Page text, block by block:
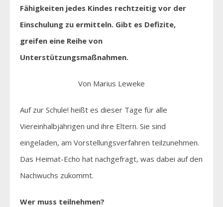
Fähigkeiten jedes Kindes rechtzeitig vor der
Einschulung zu ermitteln. Gibt es Defizite,
greifen eine Reihe von
Unterstützungsmaßnahmen.
Von Marius Leweke
Auf zur Schule! heißt es dieser Tage für alle
Viereinhalbjährigen und ihre Eltern. Sie sind
eingeladen, am Vorstellungsverfahren teilzunehmen.
Das Heimat-Echo hat nachgefragt, was dabei auf den
Nachwuchs zukommt.
Wer muss teilnehmen?